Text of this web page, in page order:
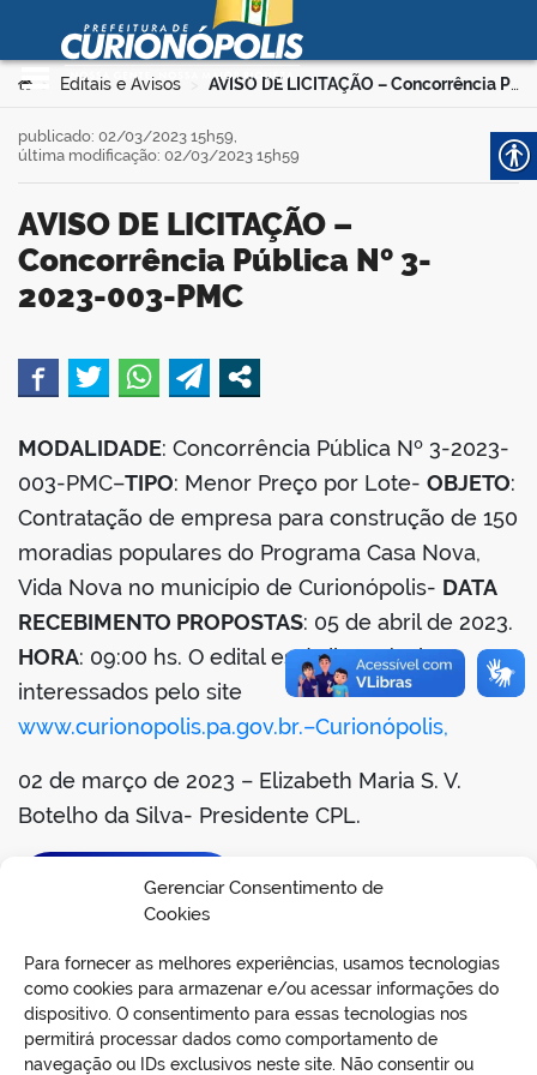
Gerenciar Consentimento de
Cookies
Para fornecer as melhores experiências, usamos tecnologias
como cookies para armazenar e/ou acessar informações do
dispositivo. O consentimento para essas tecnologias nos
permitirá processar dados como comportamento de
navegação ou IDs exclusivos neste site. Não consentir ou
Ir para o conteúdo
Prefeitura Municipal de
Curionópolis
Você está aqui:
Editais e Avisos > AVISO DE LICITAÇÃO – Concorrência Pública Nº 3-2023-003-PMC
AVISO DE LICITAÇÃO –
Concorrência Pública Nº 3-
2023-003-PMC
publicado: 02/03/2023 15h59,
última modificação: 02/03/2023 15h59
MODALIDADE: Concorrência Pública Nº 3-2023-
003-PMC–TIPO: Menor Preço por Lote- OBJETO:
Contratação de empresa para construção de 150
moradias populares do Programa Casa Nova,
Vida Nova no município de Curionópolis- DATA
RECEBIMENTO PROPOSTAS: 05 de abril de 2023.
HORA: 09:00 hs. O edital está disponível aos
interessados pelo site
www.curionopolis.pa.gov.br.–Curionópolis,
02 de março de 2023 – Elizabeth Maria S. V.
Botelho da Silva- Presidente CPL.
BAIXAR EDITAL